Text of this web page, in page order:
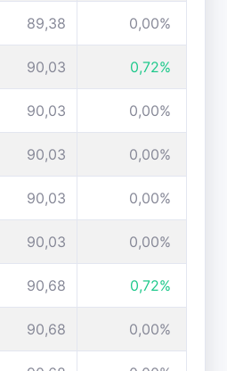
89,38 0,00%
90,03 0,72%
90,03 0,00%
90,03 0,00%
90,03 0,00%
90,03 0,00%
90,68 0,72%
90,68 0,00%